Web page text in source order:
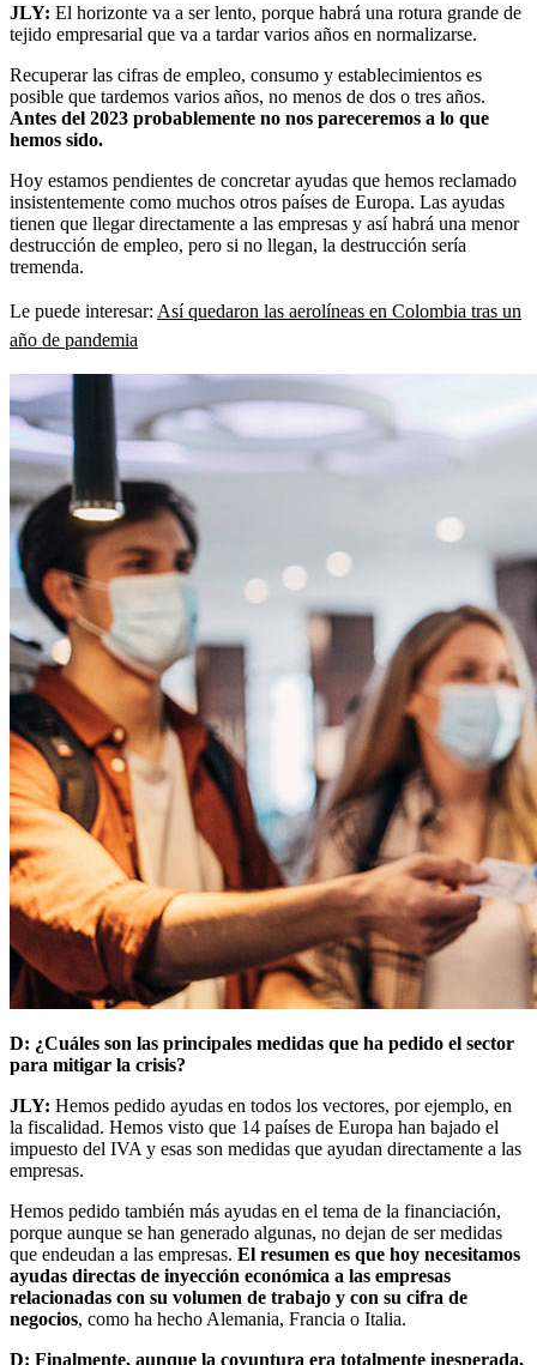
JLY: El horizonte va a ser lento, porque habrá una rotura grande de
tejido empresarial que va a tardar varios años en normalizarse.
Recuperar las cifras de empleo, consumo y establecimientos es
posible que tardemos varios años, no menos de dos o tres años.
Antes del 2023 probablemente no nos pareceremos a lo que
hemos sido.
Hoy estamos pendientes de concretar ayudas que hemos reclamado
insistentemente como muchos otros países de Europa. Las ayudas
tienen que llegar directamente a las empresas y así habrá una menor
destrucción de empleo, pero si no llegan, la destrucción sería
tremenda.
Le puede interesar: Así quedaron las aerolíneas en Colombia tras un
año de pandemia
D: ¿Cuáles son las principales medidas que ha pedido el sector
para mitigar la crisis?
JLY: Hemos pedido ayudas en todos los vectores, por ejemplo, en
la fiscalidad. Hemos visto que 14 países de Europa han bajado el
impuesto del IVA y esas son medidas que ayudan directamente a las
empresas.
Hemos pedido también más ayudas en el tema de la financiación,
porque aunque se han generado algunas, no dejan de ser medidas
que endeudan a las empresas. El resumen es que hoy necesitamos
ayudas directas de inyección económica a las empresas
relacionadas con su volumen de trabajo y con su cifra de
negocios, como ha hecho Alemania, Francia o Italia.
D: Finalmente, aunque la coyuntura era totalmente inesperada,